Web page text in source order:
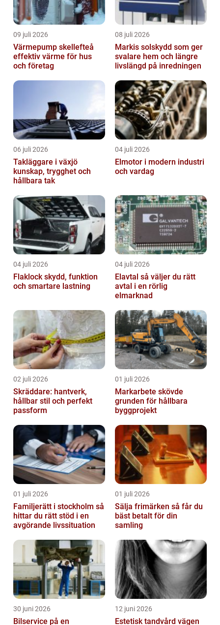
09 juli 2026
Värmepump skellefteå
effektiv värme för hus
och företag
08 juli 2026
Markis solskydd som ger
svalare hem och längre
livslängd på inredningen
06 juli 2026
Takläggare i växjö
kunskap, trygghet och
hållbara tak
04 juli 2026
Elmotor i modern industri
och vardag
04 juli 2026
Flaklock skydd, funktion
och smartare lastning
04 juli 2026
Elavtal så väljer du rätt
avtal i en rörlig
elmarknad
02 juli 2026
Skräddare: hantverk,
hållbar stil och perfekt
passform
01 juli 2026
Markarbete skövde
grunden för hållbara
byggprojekt
01 juli 2026
Familjerätt i stockholm så
hittar du rätt stöd i en
avgörande livssituation
01 juli 2026
Sälja frimärken så får du
bäst betalt för din
samling
30 juni 2026
Bilservice på en
12 juni 2026
Estetisk tandvård vägen